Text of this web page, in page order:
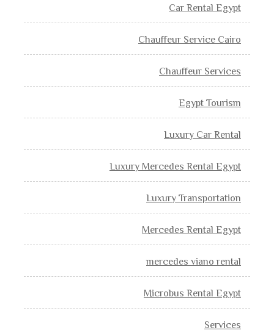
Car Rental Egypt
Chauffeur Service Cairo
Chauffeur Services
Egypt Tourism
Luxury Car Rental
Luxury Mercedes Rental Egypt
Luxury Transportation
Mercedes Rental Egypt
mercedes viano rental
Microbus Rental Egypt
Services